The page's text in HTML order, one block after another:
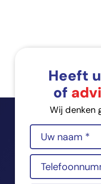
Heeft
of
Wij denken